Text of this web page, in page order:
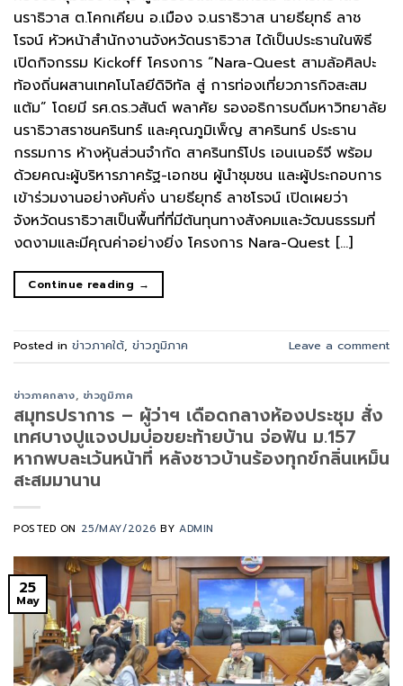
นราธิวาส ต.โคกเคียน อ.เมือง จ.นราธิวาส นายธียุทธ์ ลาช
โรจน์ หัวหน้าสำนักงานจังหวัดนราธิวาส ได้เป็นประธานในพิธี
เปิดกิจกรรม Kickoff โครงการ “Nara-Quest สามล้อศิลปะ
ท้องถิ่นผสานเทคโนโลยีดิจิทัล สู่ การท่องเที่ยวภารกิจสะสม
แต้ม” โดยมี รศ.ดร.วสันต์ พลาศัย รองอธิการบดีมหาวิทยาลัย
นราธิวาสราชนครินทร์ และคุณภูมิเพ็ญ สาครินทร์ ประธาน
กรรมการ ห้างหุ้นส่วนจำกัด สาครินทร์โปร เอนเนอร์จี พร้อม
ด้วยคณะผู้บริหารภาครัฐ-เอกชน ผู้นำชุมชน และผู้ประกอบการ
เข้าร่วมงานอย่างคับคั่ง นายธียุทธ์ ลาชโรจน์ เปิดเผยว่า
จังหวัดนราธิวาสเป็นพื้นที่ที่มีต้นทุนทางสังคมและวัฒนธรรมที่
งดงามและมีคุณค่าอย่างยิ่ง โครงการ Nara-Quest […]
Continue reading →
Posted in ข่าวภาคใต้, ข่าวภูมิภาค Leave a comment
ข่าวภาคกลาง, ข่าวภูมิภาค
สมุทรปราการ – ผู้ว่าฯ เดือดกลางห้องประชุม สั่ง
เทศบางปูแจงปมบ่อขยะท้ายบ้าน จ่อฟัน ม.157
หากพบละเว้นหน้าที่ หลังชาวบ้านร้องทุกข์กลิ่นเหม็น
สะสมมานาน
POSTED ON 25/MAY/2026 BYADMIN
25
May